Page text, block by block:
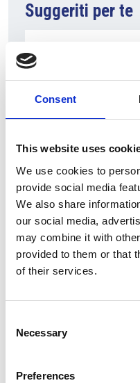
Consent
This website uses
We use cookies to
provide social media
We also share
our social media,
may combine it with
provided to them or that
of their services.
Selection
Necessary
Preferences
Suggeriti per te
7 Agosto 2026
Nel primo semestre
costruzione di
Repubblica Ceca